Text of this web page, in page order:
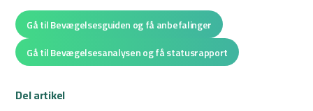
Gå til Bevægelsesguiden og få anbefalinger
Gå til Bevægelsesanalysen og få statusrapport
Del artikel